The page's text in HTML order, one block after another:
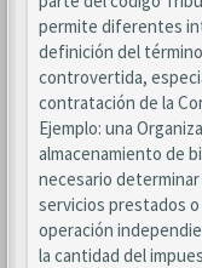
permite diferentes
definición del
controvertida,
contratación de la
Ejemplo: una
almacenamiento de
necesario
servicios prestados
operación
la cantidad del